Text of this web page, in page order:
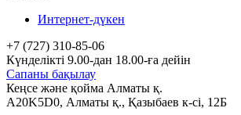
Интернет-дүкен
+7 (727) 310-85-06
Күнделікті 9.00-дан 18.00-ға дейін
Сапаны бақылау
Кеңсе және қойма Алматы қ.
A20K5D0, Алматы қ., Қазыбаев к-сі, 12Б